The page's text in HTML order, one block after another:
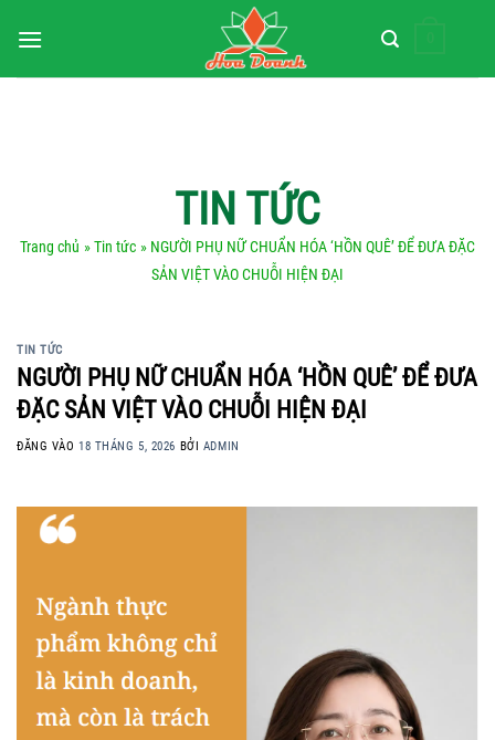
qua
TIN TỨC
Trang chủ »Tin tức » NGƯỜI PHỤ NỮ CHUẨN HÓA ‘HỒN QUÊ’ ĐỂ ĐƯA ĐẶC
SẢN VIỆT VÀO CHUỖI HIỆN ĐẠI
TIN TỨC
NGƯỜI PHỤ NỮ CHUẨN HÓA ‘HỒN QUÊ’ ĐỂ ĐƯA
ĐẶC SẢN VIỆT VÀO CHUỖI HIỆN ĐẠI
ĐĂNG VÀO18 THÁNG 5, 2026 BỞI ADMIN